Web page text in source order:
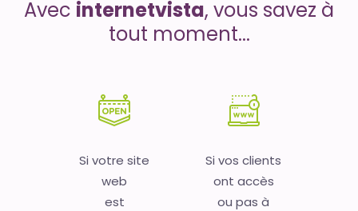
Avec internetvista, vous savez à
tout moment...
Si votre site
web
est
Si vos clients
ont accès
ou pas à